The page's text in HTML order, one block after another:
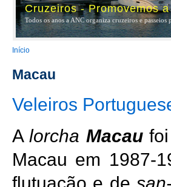
Cruzeiros - Promovemos
Todos os anos a ANC organiza cruzeiros e
You are here
Início
Macau
Veleiros
Alorcha Macaufoi
Macau em 1987-
flutuação e de